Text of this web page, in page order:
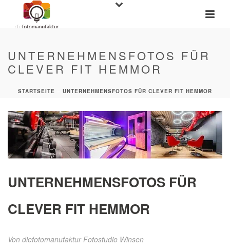
UNTERNEHMENSFOTOS FÜR
CLEVER FIT HEMMOR
STARTSEITE UNTERNEHMENSFOTOS FÜR CLEVER FIT HEMMOR
UNTERNEHMENSFOTOS FÜR
CLEVER FIT HEMMOR
Von diefotomanufaktur Fotostudio Winsen